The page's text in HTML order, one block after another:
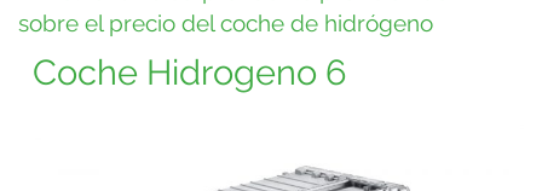
sobre el precio del coche de hidrógeno
Coche Hidrogeno 6